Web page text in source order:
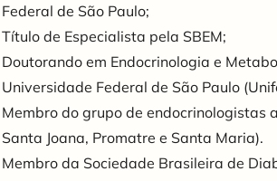
Federal de São Paulo;
Título de Especialista pela SBEM;
Doutorando em Endocrinologia e
Universidade Federal de São Paulo
Membro do grupo de endocrinologistas
Santa Joana, Promatre e Santa Maria).
Membro da Sociedade Brasileira de